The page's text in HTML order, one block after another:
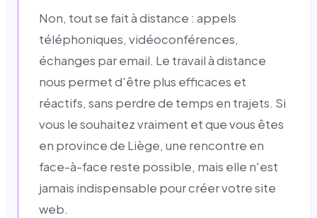
Non, tout se fait à distance : appels
téléphoniques, vidéoconférences,
échanges par email. Le travail à distance
nous permet d'être plus efficaces et
réactifs, sans perdre de temps en trajets. Si
vous le souhaitez vraiment et que vous êtes
en province de Liège, une rencontre en
face-à-face reste possible, mais elle n'est
jamais indispensable pour créer votre site
web.